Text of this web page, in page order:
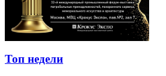
Топ недели